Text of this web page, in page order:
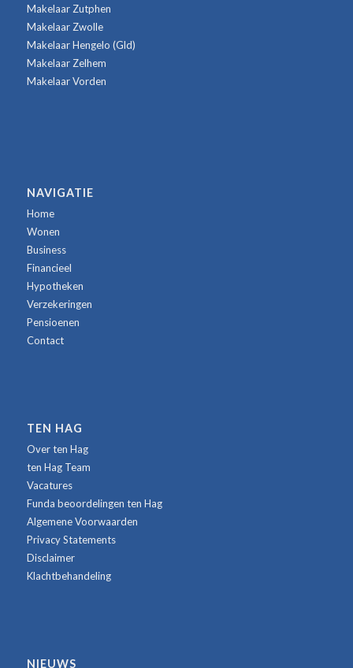
Makelaar Zutphen
Makelaar Zwolle
Makelaar Hengelo (Gld)
Makelaar Zelhem
Makelaar Vorden
NAVIGATIE
Home
Wonen
Business
Financieel
Hypotheken
Verzekeringen
Pensioenen
Contact
TEN HAG
Over ten Hag
ten Hag Team
Vacatures
Funda beoordelingen ten Hag
Algemene Voorwaarden
Privacy Statements
Disclaimer
Klachtbehandeling
NIEUWS